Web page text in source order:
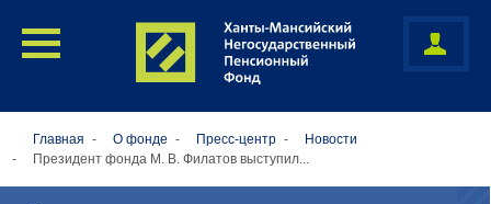
Главная О фонде Пресс-центр
Новости
Президент фонда М. В. Филатов выступил...